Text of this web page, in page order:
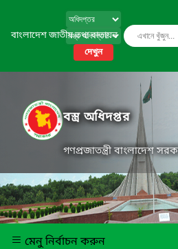
বাংলাদেশ জাতীয় তথ্য বাতায়ন
দেখুন
বস্ত্র অধিদপ্তর
গণপ্রজাতন্ত্রী বাংলাদেশ
মেনু নির্বাচন করুন